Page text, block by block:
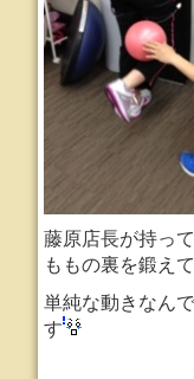
藤原店長が持っ
ももの裏を鍛え
単純な動きなん
す